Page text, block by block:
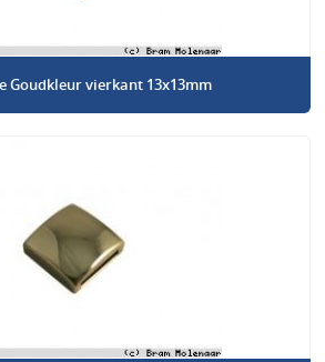
Goudkleur vierkant 13x13mm